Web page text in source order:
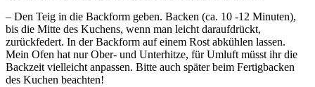
– Den Teig in die Backform geben. Backen (ca. 10 -12 Minuten),
bis die Mitte des Kuchens, wenn man leicht daraufdrückt,
zurückfedert. In der Backform auf einem Rost abkühlen lassen.
Mein Ofen hat nur Ober- und Unterhitze, für Umluft müsst ihr die
Backzeit vielleicht anpassen. Bitte auch später beim Fertigbacken
des Kuchen beachten!